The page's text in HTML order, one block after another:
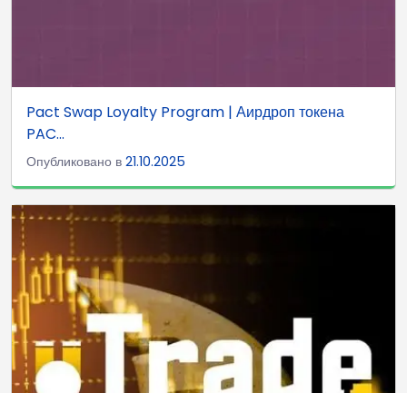
Pact Swap Loyalty Program | Аирдроп токена
PAC...
Опубликовано в 21.10.2025